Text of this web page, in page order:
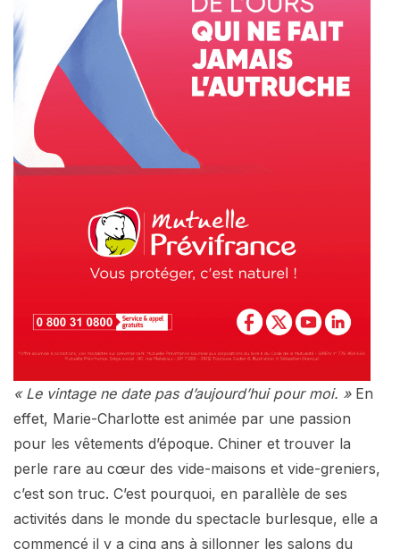
« Le vintage ne date pas d’aujourd’hui pour moi. »En
effet, Marie-Charlotte est animée par une passion
pour les vêtements d’époque. Chiner et trouver la
perle rare au cœur des vide-maisons et vide-greniers,
c’est son truc. C’est pourquoi, en parallèle de ses
activités dans le monde du spectacle burlesque, elle a
commencé il y a cinq ans à sillonner les salons du